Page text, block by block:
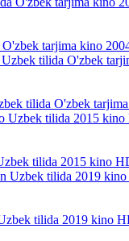
tarjima kino
tilida O'zbek
tilida 2015 kino
tilida 2019 kino